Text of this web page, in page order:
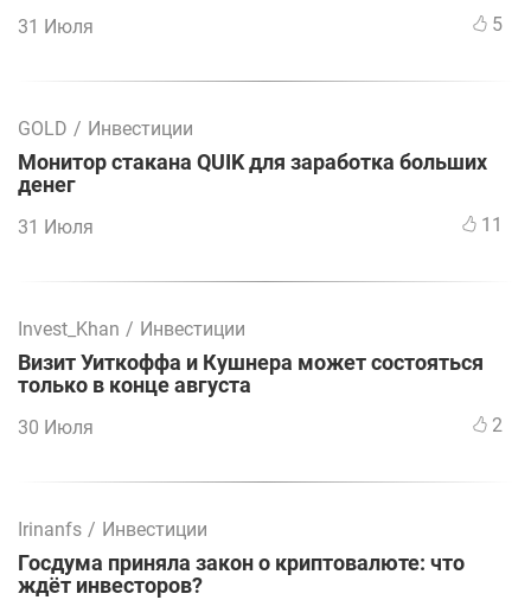
31 Июля 5
GOLD / Инвестиции
Монитор стакана QUIK для заработка больших
денег
31 Июля 11
Invest_Khan / Инвестиции
Визит Уиткоффа и Кушнера может состояться
только в конце августа
30 Июля 2
Irinanfs / Инвестиции
Госдума приняла закон о криптовалюте: что
ждёт инвесторов?